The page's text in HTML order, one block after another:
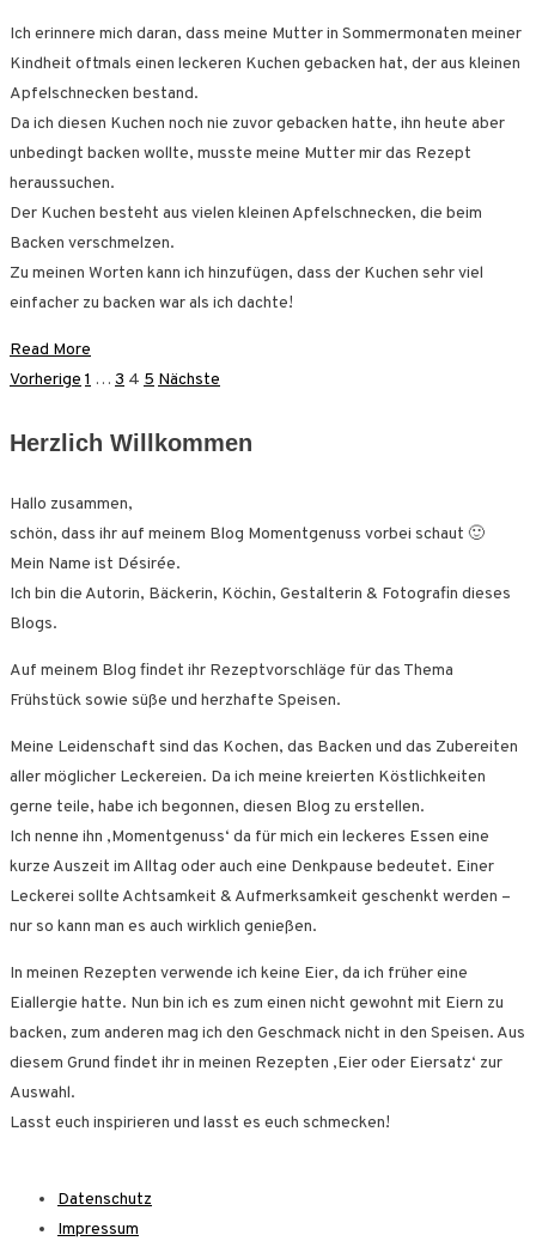
Ich erinnere mich daran, dass meine Mutter in Sommermonaten meiner
Kindheit oftmals einen leckeren Kuchen gebacken hat, der aus kleinen
Apfelschnecken bestand.
Da ich diesen Kuchen noch nie zuvor gebacken hatte, ihn heute aber
unbedingt backen wollte, musste meine Mutter mir das Rezept
heraussuchen.
Der Kuchen besteht aus vielen kleinen Apfelschnecken, die beim
Backen verschmelzen.
Zu meinen Worten kann ich hinzufügen, dass der Kuchen sehr viel
einfacher zu backen war als ich dachte!
Read More
Seitennummerierung
der
Vorherige 1 … 3 4 5 Nächste
Herzlich Willkommen
Hallo zusammen,
schön, dass ihr auf meinem Blog Momentgenuss vorbei schaut 🙂
Mein Name ist Désirée.
Ich bin die Autorin, Bäckerin, Köchin, Gestalterin & Fotografin dieses
Blogs.
Auf meinem Blog findet ihr Rezeptvorschläge für das Thema
Frühstück sowie süße und herzhafte Speisen.
Meine Leidenschaft sind das Kochen, das Backen und das Zubereiten
aller möglicher Leckereien. Da ich meine kreierten Köstlichkeiten
gerne teile, habe ich begonnen, diesen Blog zu erstellen.
Ich nenne ihn ‚Momentgenuss‘ da für mich ein leckeres Essen eine
kurze Auszeit im Alltag oder auch eine Denkpause bedeutet. Einer
Leckerei sollte Achtsamkeit & Aufmerksamkeit geschenkt werden –
nur so kann man es auch wirklich genießen.
In meinen Rezepten verwende ich keine Eier, da ich früher eine
Eiallergie hatte. Nun bin ich es zum einen nicht gewohnt mit Eiern zu
backen, zum anderen mag ich den Geschmack nicht in den Speisen. Aus
diesem Grund findet ihr in meinen Rezepten ‚Eier oder Eiersatz‘ zur
Auswahl.
Lasst euch inspirieren und lasst es euch schmecken!
Datenschutz
Impressum